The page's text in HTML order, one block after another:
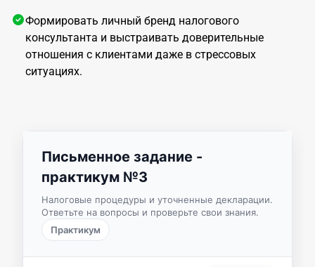
Формировать личный бренд налогового
консультанта и выстраивать доверительные
отношения с клиентами даже в стрессовых
ситуациях.
Письменное задание -
практикум №3
Налоговые процедуры и уточненные декларации.
Ответьте на вопросы и проверьте свои знания.
Практикум